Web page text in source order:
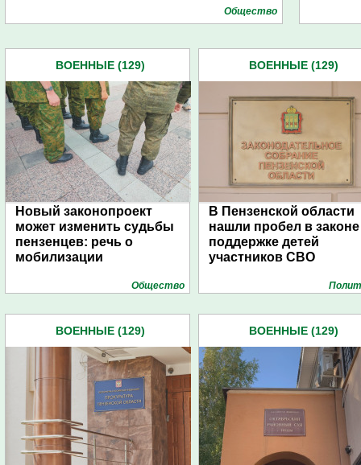
Общество
ВОЕННЫЕ (129)
Новый законопроект
может изменить судьбы
пензенцев: речь о
мобилизации
Общество
ВОЕННЫЕ (129)
В Пензенской области
нашли пробел в
поддержке детей
участников СВО
ВОЕННЫЕ (129) ВОЕННЫЕ (129)